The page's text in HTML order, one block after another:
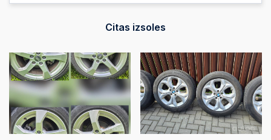
Citas izsoles